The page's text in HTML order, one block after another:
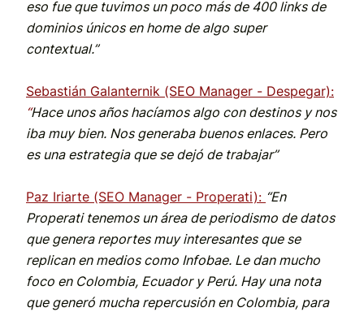
eso fue que tuvimos un poco más de 400 links de
dominios únicos en home de algo super
contextual.”
Sebastián Galanternik (SEO Manager - Despegar):
“Hace unos años hacíamos algo con destinos y nos
iba muy bien. Nos generaba buenos enlaces. Pero
es una estrategia que se dejó de trabajar”
Paz Iriarte (SEO Manager - Properati): “En
Properati tenemos un área de periodismo de datos
que genera reportes muy interesantes que se
replican en medios como Infobae. Le dan mucho
foco en Colombia, Ecuador y Perú. Hay una nota
que generó mucha repercusión en Colombia, para